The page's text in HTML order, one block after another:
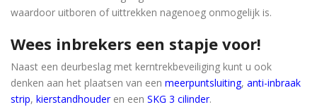
waardoor uitboren of uittrekken nagenoeg onmogelijk is.
Wees inbrekers een stapje voor!
Naast een deurbeslag met kerntrekbeveiliging kunt u ook
denken aan het plaatsen van een meerpuntsluiting, anti-inbraak
strip, kierstandhouderen een SKG 3 cilinder.